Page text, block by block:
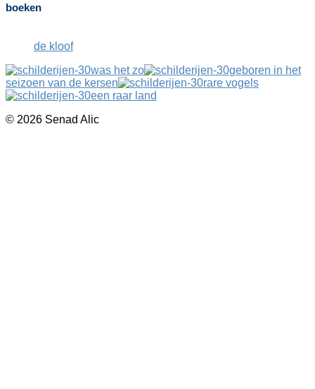
boeken
de kloof
was het zo
geboren in het
seizoen van de kersen
rare vogels
een raar land
© 2026 Senad Alic